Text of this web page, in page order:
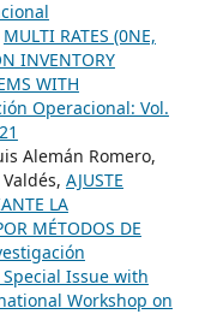
MULTI RATES (0NE,
INVENTORY
WITH
Operacional: Vol.
Alemán Romero,
AJUSTE
LA
MÉTODOS DE
Issue with
Workshop on